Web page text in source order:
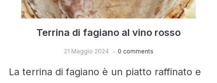
Terrina di fagiano al vino rosso
21 Maggio 2024 0 comments
La terrina di fagiano è un piatto raffinato e